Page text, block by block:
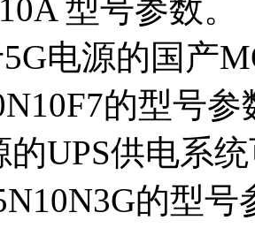
型号参数。
电源的国产
的型号参
的UPS供电系
的型号